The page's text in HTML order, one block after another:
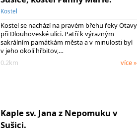
Kostel
Kostel se nachází na pravém břehu řeky Otavy
při Dlouhoveské ulici. Patří k výrazným
sakrálním památkám města a v minulosti byl
v jeho okolí hřbitov,…
0.2km
více »
Kaple sv. Jana z Nepomuku v
Sušici.